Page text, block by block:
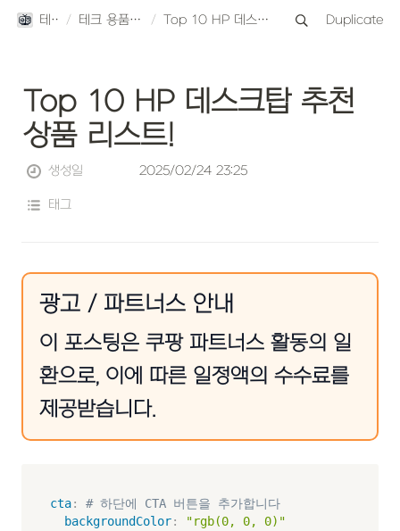
테크스토리 / 테크 용품 TOP10 리뷰 / Top 10 HP 데스크탑 추천 상품 리스트! Duplicate
Top 10 HP 데스크탑 추천
상품 리스트!
생성일 2025/02/24 23:25
태그
광고 / 파트너스 안내
이 포스팅은 쿠팡 파트너스 활동의 일
환으로, 이에 따른 일정액의 수수료를
제공받습니다.
cta:
# 하단에 CTA 버튼을 추가합니다
backgroundColor:
"rgb(0, 0, 0)"